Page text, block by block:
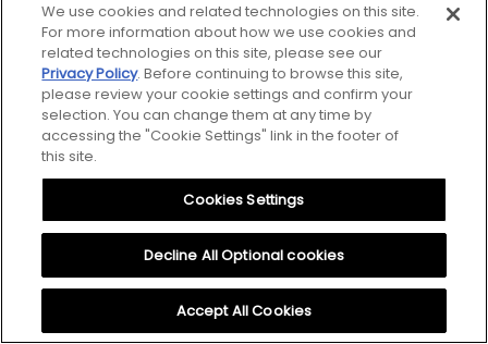
网站地图
关于网页的利用
隐私保护
Cookies Settings
We use cookies and related technologies on this site.
For more information about how we use cookies and
related technologies on this site, please see our
Privacy Policy. Before continuing to browse this site,
please review your cookie settings and confirm your
selection. You can change them at any time by
accessing the "Cookie Settings" link in the footer of
this site.
Cookies Settings
Decline All Optional cookies
Accept All Cookies